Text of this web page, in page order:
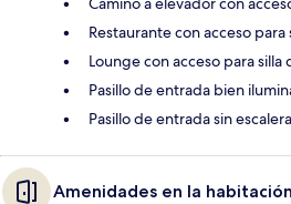
Restaurante con acceso para
Lounge con acceso para silla
Pasillo de entrada bien
Pasillo de entrada sin
Amenidades en la habitación